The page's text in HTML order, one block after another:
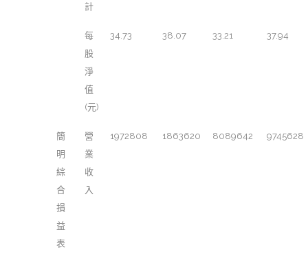
計
每
股
淨
值
(元)
34.73 38.07 33.21 37.94
簡
明
綜
合
損
益
表
營
業
收
入
1972808 1863620 8089642 9745628